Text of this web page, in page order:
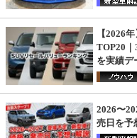
【2026
TOP20
を実績デ
2026〜
売日を予